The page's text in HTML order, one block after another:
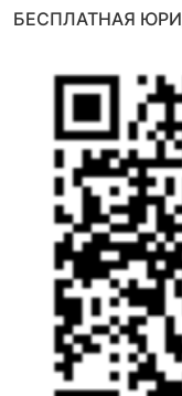
БЕСПЛАТНАЯ